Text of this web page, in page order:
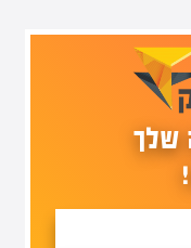
שלך